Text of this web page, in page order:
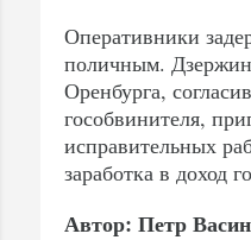
Оперативники
поличным.
Оренбурга,
гособвинителя,
исправительных
заработка в доход
Автор: Петр Васин